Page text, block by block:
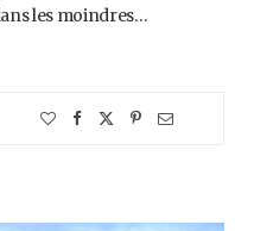
les moindres…